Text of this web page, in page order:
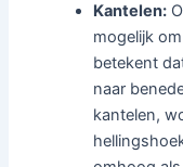
Kantelen:
mogelijk
betekent
naar
kantelen,